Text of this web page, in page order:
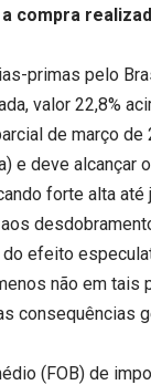
compra
primas pelo
valor 22,8%
de março
e deve alcançar
forte alta
efeito
não em tais
(FOB) de